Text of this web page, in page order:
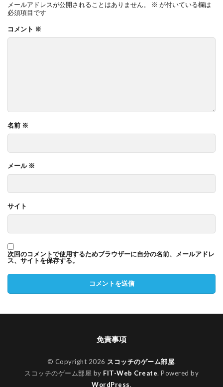
メールアドレスが公開されることはありません。 ※ が付いている欄は
必須項目です
コメント ※
名前 ※
メール ※
サイト
次回のコメントで使用するためブラウザーに自分の名前、メールアドレ
ス、サイトを保存する。
免責事項
© Copyright 2026 スコッチのゲーム部屋.
スコッチのゲーム部屋 by FIT-Web Create. Powered by
WordPress.